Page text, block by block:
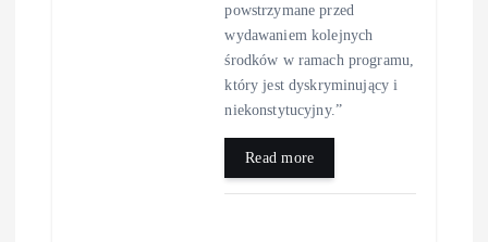
powstrzymane przed
wydawaniem kolejnych
środków w ramach programu,
który jest dyskryminujący i
niekonstytucyjny.”
Read more